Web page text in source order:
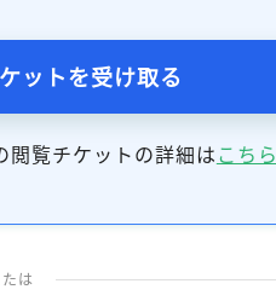
ットを受け取る
閲覧チケットの詳細はこちら
は